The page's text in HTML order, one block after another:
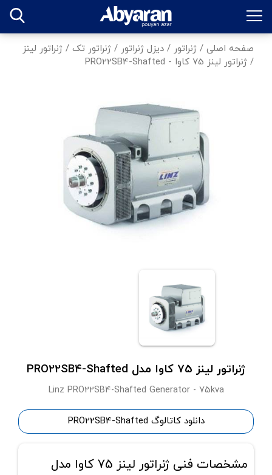
صفحه اصلی / ژنراتور / دیزل ژنراتور / ژنراتور تک / ژنراتور لینز
/ ژنراتور لینز 75 کاوا - PRO22SB4-Shafted
ژنراتور لینز 75 کاوا مدل PRO22SB4-Shafted
Linz PRO22SB4-Shafted Generator - 75kva
دانلود کاتالوگ PRO22SB4-Shafted
مشخصات فنی ژنراتور لینز 75 کاوا مدل